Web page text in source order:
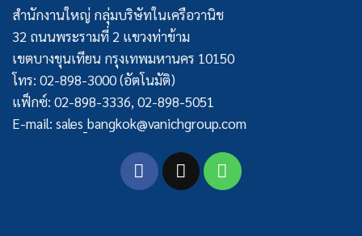
สำนักงานใหญ่ กลุ่มบริษัทในเครือวานิช
32 ถนนพระรามที่ 2 แขวงท่าข้าม
เขตบางขุนเทียน กรุงเทพมหานคร 10150
โทร: 02-898-3000 (อัตโนมัติ)
แฟ็กซ์: 02-898-3336, 02-898-5051
E-mail: sales_bangkok@vanichgroup.com